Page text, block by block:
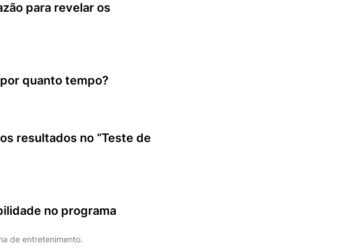
para revelar os
quanto tempo?
resultados no “Teste de
no programa
de entretenimento.